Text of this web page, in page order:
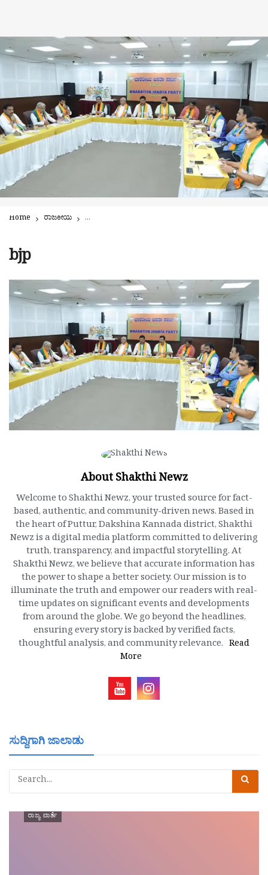
Home ರಾಜಕೀಯ ದಿಢೀರ್ ಕೋರ್ ಕಮಿಟಿ ಸಭೆ ಕರೆದ ಬಿಜೆಪಿ | ಕರ್ನಾಟಕ ಉಳಿಸಿ, ಕಾಂಗ್ರೆಸ್
bjp
About Shakthi Newz
Welcome to Shakthi Newz, your trusted source for fact-
based, authentic, and community-driven news. Based in
the heart of Puttur, Dakshina Kannada district, Shakthi
Newz is a digital media platform committed to delivering
truth, transparency, and impactful storytelling. At
Shakthi Newz, we believe that accurate information has
the power to shape a better society. Our mission is to
illuminate the truth and empower our readers with real-
time updates on significant events and developments
from around the globe. We go beyond the headlines,
ensuring every story is backed by verified facts,
thoughtful analysis, and community relevance. Read
More
ಸುದ್ದಿಗಾಗಿ ಜಾಲಾಡು
ರಾಜ್ಯ ವಾರ್ತೆ